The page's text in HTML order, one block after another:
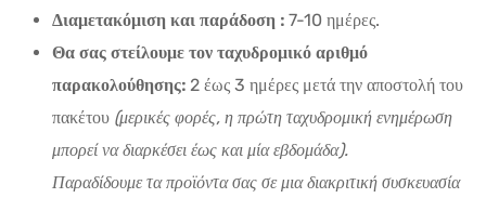
Διαμετακόμιση και παράδοση : 7-10 ημέρες.
Θα σας στείλουμε τον ταχυδρομικό αριθμό
παρακολούθησης: 2 έως 3 ημέρες μετά την αποστολή του
πακέτου (μερικές φορές, η πρώτη ταχυδρομική ενημέρωση
μπορεί να διαρκέσει έως και μία εβδομάδα).
Παραδίδουμε τα προϊόντα σας σε μια διακριτική συσκευασία